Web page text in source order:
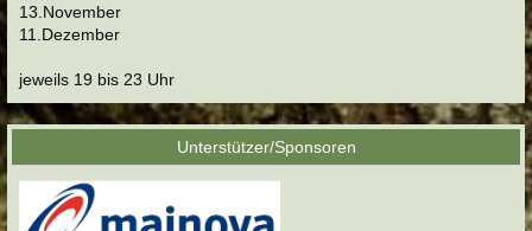
13.November
11.Dezember
jeweils 19 bis 23 Uhr
Unterstützer/Sponsoren